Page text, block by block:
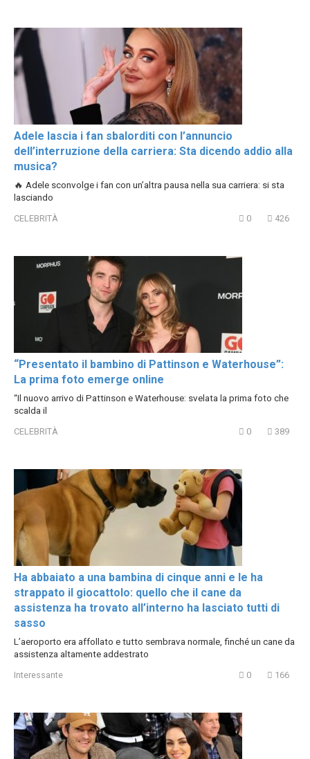
Adele lascia i fan sbalorditi con l’annuncio
dell’interruzione della carriera: Sta dicendo addio alla
musica?
🔥 Adele sconvolge i fan con un’altra pausa nella sua carriera: si sta
lasciando
CELEBRITÀ 0 426
“Presentato il bambino di Pattinson e Waterhouse”:
La prima foto emerge online
“Il nuovo arrivo di Pattinson e Waterhouse: svelata la prima foto che
scalda il
CELEBRITÀ 0 389
Ha abbaiato a una bambina di cinque anni e le ha
strappato il giocattolo: quello che il cane da
assistenza ha trovato all’interno ha lasciato tutti di
sasso
L’aeroporto era affollato e tutto sembrava normale, finché un cane da
assistenza altamente addestrato
Interessante 0 166